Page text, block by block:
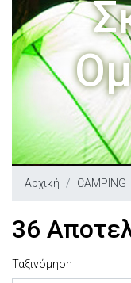
Αρχική CAMPING
36
Ταξινόμηση